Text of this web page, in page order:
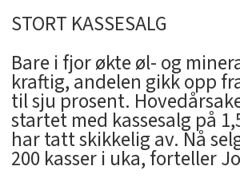
STORT KASSESALG
Bare i fjor økte øl- og
kraftig, andelen gikk opp
til sju prosent.
startet med kassesalg på
har tatt skikkelig av. Nå
200 kasser i uka, forteller